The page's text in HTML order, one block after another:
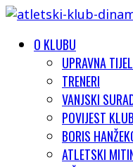
O KLUBU
UPRAVNA
TRENERI
VANJSKI
POVIJEST
BORIS
ATLETSKI